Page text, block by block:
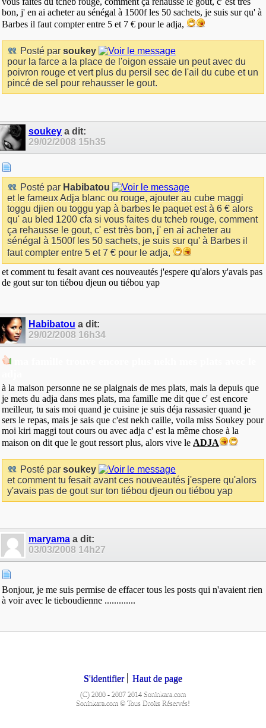
bon, j' en ai acheter au sénégal à 1500f les 50 sachets, je suis sur qu' à
Barbes il faut compter entre 5 et 7 € pour le adja,
Posté par soukey
pour la farce a la place de l'oigon essaie un peut avec du
poivron rouge et vert plus du persil sec de l'ail du cube et un
pincé de sel pour rehausser le gout.
soukey a dit:
29/02/2008 15h35
Posté par Habibatou
et le fameux Adja blanc ou rouge, ajouter au cube maggi
toggu djien ou toggu yap à barbes le paquet est à 6 € alors
qu' au bled 1200 cfa si vous faites du tcheb rouge, comment
ça rehausse le gout, c' est très bon, j' en ai acheter au
sénégal à 1500f les 50 sachets, je suis sur qu' à Barbes il
faut compter entre 5 et 7 € pour le adja,
et comment tu fesait avant ces nouveautés j'espere qu'alors y'avais pas
de gout sur ton tiébou djeun ou tiébou yap
Habibatou a dit:
29/02/2008 16h34
à la maison personne ne se plaignais de mes plats, mais la depuis que
je mets du adja dans mes plats, ma famille me dit que c' est encore
meilleur, tu sais moi quand je cuisine je suis déja rassasier quand je
sers le repas, mais je sais que c'est nekh caille, voila miss Soukey pour
moi kiri maggi tout cours ou avec adja c' est la même chose à la
maison on dit que le gout ressort plus, alors vive le ADJA
Posté par soukey
et comment tu fesait avant ces nouveautés j'espere qu'alors
y'avais pas de gout sur ton tiébou djeun ou tiébou yap
maryama a dit:
03/03/2008 14h27
Bonjour, je me suis permise de effacer tous les posts qui n'avaient rien
à voir avec le tieboudienne .............
S'identifier Haut de page
(C) 2000 - 2007 2014 Soninkara.com
Soninkara.com © Tous Droits Réservés!